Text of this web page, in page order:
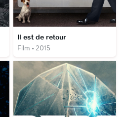
Il est de retour
Film • 2015